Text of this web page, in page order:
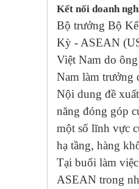
Kết nối doanh
Bộ trưởng Bộ
Kỳ - ASEAN
Việt Nam do
Nam làm trưởng
Nội dung đề
năng đóng góp
một số lĩnh vực
hạ tầng, hàng
Tại buổi làm
ASEAN trong